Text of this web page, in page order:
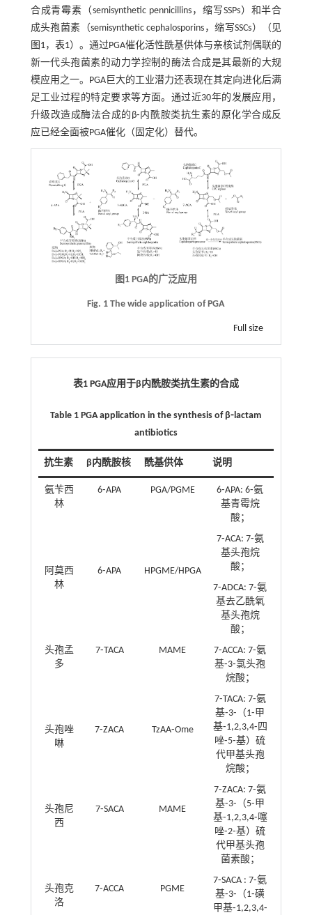
合成青霉素（semisynthetic pennicillins，缩写SSPs）和半合
成头孢菌素（semisynthetic cephalosporins，缩写SSCs）（见
图1， 表1）。通过PGA催化活性酰基供体与亲核试剂偶联的
新一代头孢菌素的动力学控制的酶法合成是其最新的大规
模应用之一。PGA巨大的工业潜力还表现在其定向进化后满
足工业过程的特定要求等方面。通过近30年的发展应用，
升级改造成酶法合成的β⁃内酰胺类抗生素的原化学合成反
应已经全面被PGA催化（固定化）替代。
图1 PGA的广泛应用
Fig. 1 The wide application of PGA
Full size
表1 PGA应用于β内酰胺类抗生素的合成
Table 1 PGA application in the synthesis of β⁃lactam
antibiotics
抗生素 β内酰胺核 酰基供体 说明
氨苄西
林
6⁃APA PGA/PGME
6⁃APA: 6⁃氨
基青霉烷
酸；
7⁃ACA: 7⁃氨
基头孢烷
酸；
7⁃ADCA: 7⁃氨
基去乙酰氧
基头孢烷
酸；
7⁃ACCA: 7⁃氨
基⁃3⁃氯头孢
烷酸；
7⁃TACA: 7⁃氨
基⁃3⁃（1⁃甲
基⁃1,2,3,4⁃四
唑⁃5⁃基）硫
代甲基头孢
烷酸；
7⁃ZACA: 7⁃氨
基⁃3⁃（5⁃甲
基⁃1,2,3,4⁃噻
唑⁃2⁃基）硫
代甲基头孢
菌素酸；
7⁃SACA : 7⁃氨
基⁃3⁃（1⁃磺
甲基⁃1,2,3,4⁃
阿莫西
林
6⁃APA HPGME/HPGA
头孢孟
多
7⁃TACA MAME
头孢唑
啉
7⁃ZACA TzAA⁃Ome
头孢尼
西
7⁃SACA MAME
头孢克
洛
7⁃ACCA PGME